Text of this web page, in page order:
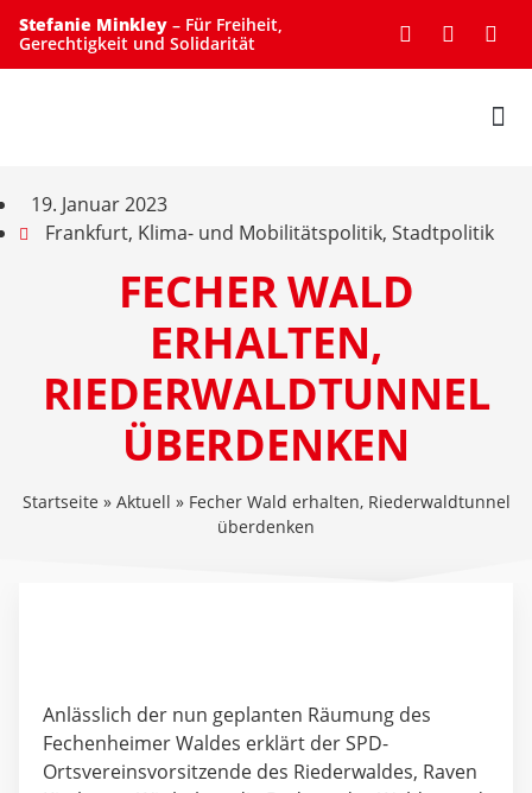
Stefanie Minkley – Für Freiheit,
Gerechtigkeit und Solidarität
19. Januar 2023
Frankfurt, Klima- und Mobilitätspolitik, Stadtpolitik
FECHER WALD
ERHALTEN,
RIEDERWALDTUNNEL
ÜBERDENKEN
Startseite » Aktuell » Fecher Wald erhalten, Riederwaldtunnel
überdenken
Anlässlich der nun geplanten Räumung des
Fechenheimer Waldes erklärt derSPD-
Ortsvereinsvorsitzende des Riederwaldes, Raven